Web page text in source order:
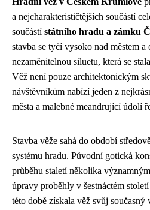
a nejcharakterističtějších součástí
součástístátního hradu a zámku
stavba se tyčí vysoko nad městem
nezaměnitelnou siluetu, která se
Věž není pouze architektonickým
návštěvníkům nabízí jeden z
města a malebné meandrující údolí
Stavba věže sahá do období
systému hradu. Původní gotická
průběhu staletí několika
úpravy proběhly v šestnáctém
této době získala věž svůj